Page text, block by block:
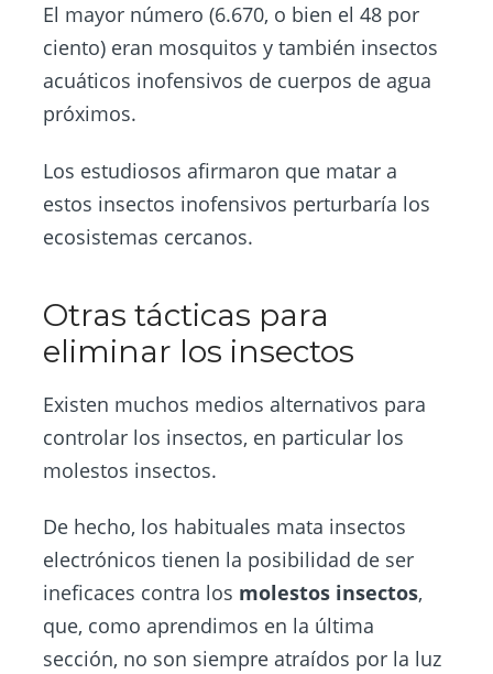
El mayor número (6.670, o bien el 48 por
ciento) eran mosquitos y también insectos
acuáticos inofensivos de cuerpos de agua
próximos.
Los estudiosos afirmaron que matar a
estos insectos inofensivos perturbaría los
ecosistemas cercanos.
Otras tácticas para
eliminar los insectos
Existen muchos medios alternativos para
controlar los insectos, en particular los
molestos insectos.
De hecho, los habituales mata insectos
electrónicos tienen la posibilidad de ser
ineficaces contra los molestos insectos,
que, como aprendimos en la última
sección, no son siempre atraídos por la luz